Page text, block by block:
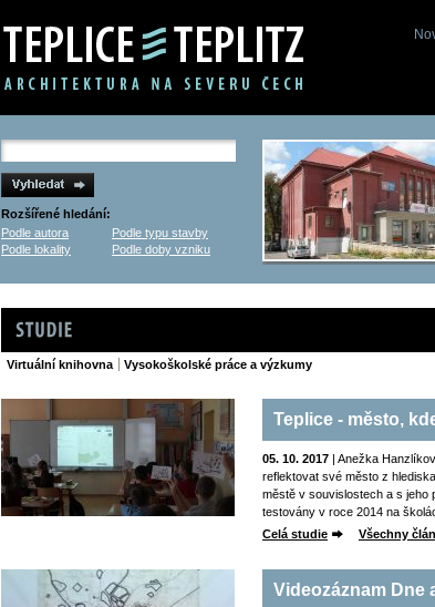
Rozšířené hledání:
Podle autora
Podle typu stavby
Podle lokality
Podle doby vzniku
Studie
Virtuální knihovna Vysokoškolské práce a výzkumy
Teplice - město,
05. 10. 2017 | Anežka
reflektovat své město z
městě v souvislostech a s jeho
testovány v roce 2014 na
Celá studie
Všechny
Videozáznam Dne